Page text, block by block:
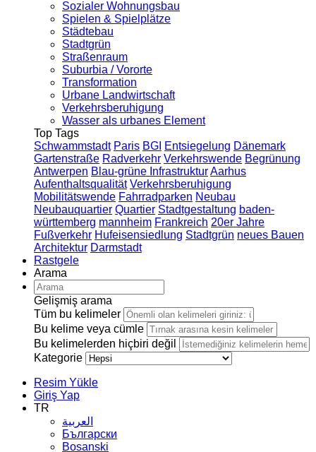
Sozialer Wohnungsbau
Spielen & Spielplätze
Städtebau
Stadtgrün
Straßenraum
Suburbia / Vororte
Transformation
Urbane Landwirtschaft
Verkehrsberuhigung
Wasser als urbanes Element
Top Tags
Schwammstadt Paris BGI Entsiegelung Dänemark
Gartenstraße Radverkehr Verkehrswende Begrünung
Antwerpen Blau-grüne InfrastrukturAarhus
Aufenthaltsqualität Verkehrsberuhigung
Mobilitätswende Fahrradparken Neubau
Neubauquartier Quartier Stadtgestaltung baden-
württemberg mannheim Frankreich 20er Jahre
Fußverkehr Hufeisensiedlung Stadtgrün neues Bauen
Architektur Darmstadt
Rastgele
Arama
Gelişmiş arama
Tüm bu kelimeler
Bu kelime veya cümle
Bu kelimelerden hiçbiri değil
Kategorie
Resim Yükle
Giriş Yap
TR
العربية
Български
Bosanski